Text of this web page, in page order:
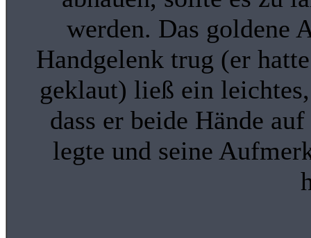
werden. Das goldene
Handgelenk trug (er
geklaut) ließ ein
dass er beide Hände
legte und seine